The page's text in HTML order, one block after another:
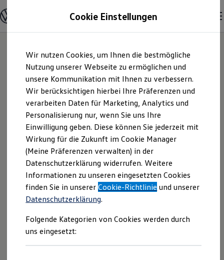
Hauptinhalt
springen
Footer
springen
Modelle und Konfigurator
Konfigurator
Modelle vergleichen
Elektroautos
ENERGY Sondermodelle
Nutzfahrzeuge
SUV und CUV
Familienautos
Kombis
Kompaktwagen
Sportwagen
Schnell verfügbare Fahrzeuge
Angebote und Produkte
Aktuelle Angebote
E-Auto-Förderung
Volkswagen Marktplatz
Die ENERGY Sondermodelle
Junge Gebrauchtwagen und Gebrauchtwagen
Volkswagen Zertifizierte Gebrauchtwagen
Elektromobilität bei Gebrauchtwagen
Saisonangebote
Reifenpakete
Leasing
Leasing-Angebote
Autohaus Hartmann
GmbH | Impressum
& Rechtliches
Hier finden Sie Informationen über uns
(Autohaus Hartmann GmbH) als
verantwortlichen Anbieter von Inhalten
und Angeboten, die auf dieser Website
speziell aufgeführt sind.
Cookie Einstellungen
Wir nutzen Cookies, um Ihnen die bestmögliche
Nutzung unserer Webseite zu ermöglichen und
unsere Kommunikation mit Ihnen zu verbessern.
Wir berücksichtigen hierbei Ihre Präferenzen und
verarbeiten Daten für Marketing, Analytics und
Personalisierung nur, wenn Sie uns Ihre
Einwilligung geben. Diese können Sie jederzeit mit
Wirkung für die Zukunft im Cookie Manager
(Meine Präferenzen verwalten) in der
Datenschutzerklärung widerrufen. Weitere
Informationen zu unseren eingesetzten Cookies
finden Sie in unsererCookie-Richtlinie und unserer
Datenschutzerklärung.
Folgende Kategorien von Cookies werden durch
uns eingesetzt: